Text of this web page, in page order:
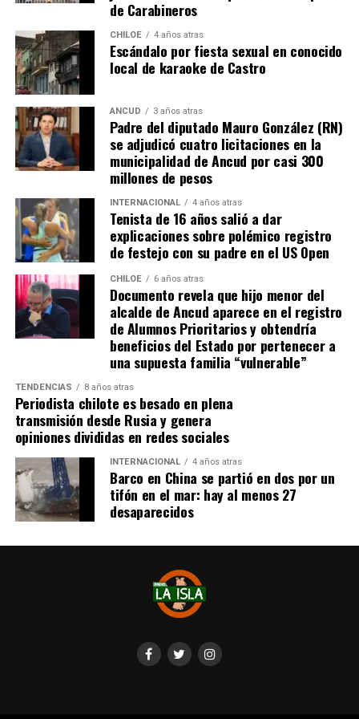
millones de pesos, respectivamente.
La minuta afirma que estos avances reflejan una apuesta
por la equidad territorial, y que se continuará apoyando
a las comunas con mayores necesidades, aunque en la
práctica, los alcaldes coinciden en que el actual
escenario genera incertidumbre y podría traducirse en
la paralización de iniciativas prioritarias para el
desarrollo local.
“Seguimos trabajando con esperanza, pero sin
certezas”, concluyó el alcalde de Quemchi, reflejando el
sentimiento generalizado entre los ediles de Chiloé ante
la disminución de recursos provenientes de la Subdere.
de Carabineros
CHILOE 4 años atras
Escándalo por fiesta sexual en conocido
local de karaoke de Castro
ANCUD 3 años atras
Padre del diputado Mauro González (RN)
se adjudicó cuatro licitaciones en la
municipalidad de Ancud por casi 300
millones de pesos
INTERNACIONAL 4 años atras
Tenista de 16 años salió a dar
explicaciones sobre polémico registro
de festejo con su padre en el US Open
CHILOE 6 años atras
Documento revela que hijo menor del
alcalde de Ancud aparece en el registro
de Alumnos Prioritarios y obtendría
beneficios del Estado por pertenecer a
una supuesta familia “vulnerable”
TENDENCIAS 8 años atras
Periodista chilote es besado en plena
transmisión desde Rusia y genera
opiniones divididas en redes sociales
INTERNACIONAL 4 años atras
Barco en China se partió en dos por un
tifón en el mar: hay al menos 27
desaparecidos